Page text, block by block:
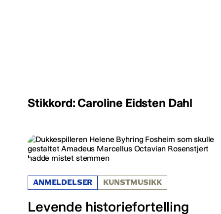
Stikkord: Caroline Eidsten Dahl
ANMELDELSER KUNSTMUSIKK
Levende historiefortelling